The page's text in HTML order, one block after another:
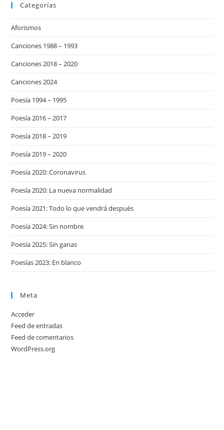
Categorías
Aforismos
Canciones 1988 – 1993
Canciones 2018 – 2020
Canciones 2024
Poesía 1994 – 1995
Poesía 2016 – 2017
Poesía 2018 – 2019
Poesía 2019 – 2020
Poesía 2020: Coronavirus
Poesía 2020: La nueva normalidad
Poesía 2021: Todo lo que vendrá después
Poesía 2024: Sin nombre
Poesía 2025: Sin ganas
Poesías 2023: En blanco
Meta
Acceder
Feed de entradas
Feed de comentarios
WordPress.org